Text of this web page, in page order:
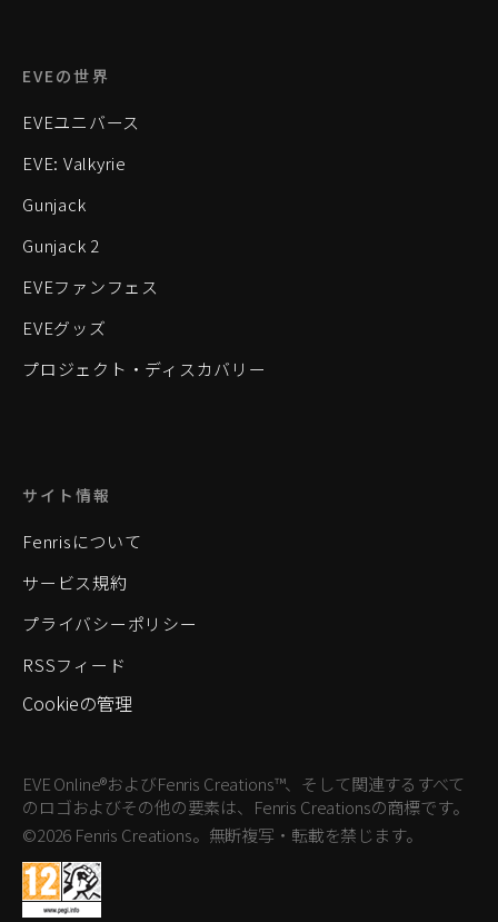
EVEの世界
EVEユニバース
EVE: Valkyrie
Gunjack
Gunjack 2
EVEファンフェス
EVEグッズ
プロジェクト・ディスカバリー
サイト情報
Fenrisについて
サービス規約
プライバシーポリシー
RSSフィード
Cookieの管理
EVE Online®およびFenris Creations™、そして関連するすべて
のロゴおよびその他の要素は、Fenris Creationsの商標です。
©2026 Fenris Creations。無断複写・転載を禁じます。